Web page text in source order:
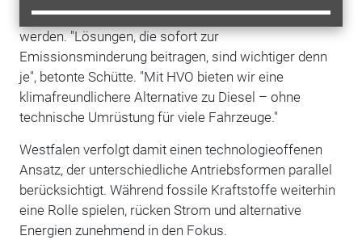
Fahrzeugen ohne technische Anpassung genutzt
werden. "Lösungen, die sofort zur
Emissionsminderung beitragen, sind wichtiger denn
je", betonte Schütte. "Mit HVO bieten wir eine
klimafreundlichere Alternative zu Diesel – ohne
technische Umrüstung für viele Fahrzeuge."
Westfalen verfolgt damit einen technologieoffenen
Ansatz, der unterschiedliche Antriebsformen parallel
berücksichtigt. Während fossile Kraftstoffe weiterhin
eine Rolle spielen, rücken Strom und alternative
Energien zunehmend in den Fokus.